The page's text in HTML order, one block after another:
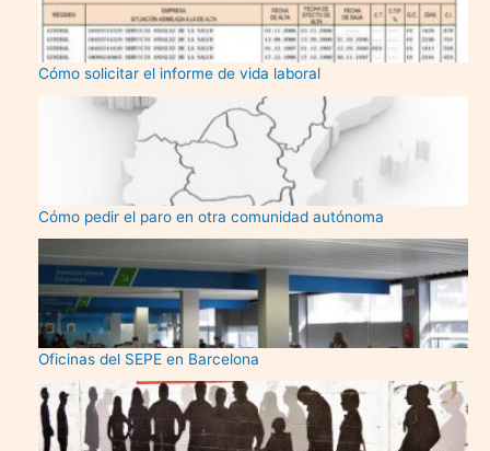
Cómo solicitar el informe de vida laboral
Cómo pedir el paro en otra comunidad autónoma
Oficinas del SEPE en Barcelona